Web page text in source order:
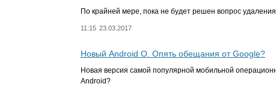
По крайней мере, пока не будет решен вопрос удаления
11:15 23.03.2017
Новый Android O. Опять обещания от Google?
Новая версия самой популярной мобильной
Android?